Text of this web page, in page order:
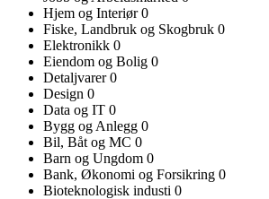
Hjem og Interiør0
Fiske, Landbruk og Skogbruk 0
Elektronikk 0
Eiendom og Bolig 0
Detaljvarer0
Design 0
Data og IT 0
Bygg og Anlegg 0
Bil, Båt og MC 0
Barn og Ungdom 0
Bank, Økonomi og Forsikring 0
Bioteknologisk industi 0